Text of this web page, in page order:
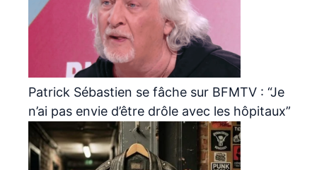
Patrick Sébastien se fâche sur BFMTV : “Je
n’ai pas envie d’être drôle avec les hôpitaux”